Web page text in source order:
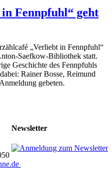
Fennpfuhl“ geht
„Verliebt in Fennpfuhl“
Saefkow-Bibliothek statt.
Geschichte des Fennpfuhls
Rainer Bosse, Reimund
gebeten.
Newsletter